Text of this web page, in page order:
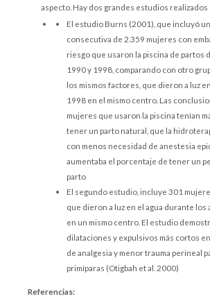
aspecto. Hay dos grandes estudios realizados
El estudio Burns (2001), que incluyó
consecutiva de 2.359 mujeres con
riesgo que usaron la piscina de partos
1990 y 1998, comparando con otro
los mismos factores, que dieron a luz
1998 en el mismo centro. Las
mujeres que usaron la piscina tenían
tener un parto natural, que la
con menos necesidad de anestesia
aumentaba el porcentaje de tener un
parto
El segundo estudio, incluye 301
que dieron a luz en el agua durante los
en un mismo centro. El estudio
dilataciones y expulsivos más cortos
de analgesia y menor trauma perineal
primíparas (Otigbah et al. 2000)
Referencias: